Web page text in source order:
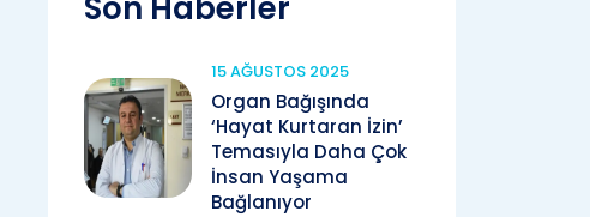
15 AĞUSTOS 2025
Organ Bağışında
‘Hayat Kurtaran İzin’
Temasıyla Daha Çok
İnsan Yaşama
Bağlanıyor